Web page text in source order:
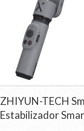
ZHIYUN-TECH
Estabilizador